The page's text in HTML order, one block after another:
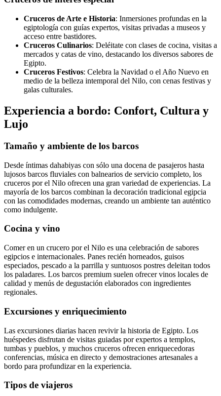
Cruceros de Arte e Historia: Inmersiones profundas en la
egiptología con guías expertos, visitas privadas a museos y
acceso entre bastidores.
Cruceros Culinarios: Deléitate con clases de cocina, visitas a
mercados y catas de vino, destacando los diversos sabores de
Egipto.
Cruceros Festivos: Celebra la Navidad o el Año Nuevo en
medio de la belleza intemporal del Nilo, con cenas festivas y
galas culturales.
Experiencia a bordo: Confort, Cultura y
Lujo
Tamaño y ambiente de los barcos
Desde íntimas dahabiyas con sólo una docena de pasajeros hasta
lujosos barcos fluviales con balnearios de servicio completo, los
cruceros por el Nilo ofrecen una gran variedad de experiencias. La
mayoría de los barcos combinan la decoración tradicional egipcia
con las comodidades modernas, creando un ambiente tan auténtico
como indulgente.
Cocina y vino
Comer en un crucero por el Nilo es una celebración de sabores
egipcios e internacionales. Panes recién horneados, guisos
especiados, pescado a la parrilla y suntuosos postres deleitan todos
los paladares. Los barcos premium suelen ofrecer vinos locales de
calidad y menús de degustación elaborados con ingredientes
regionales.
Excursiones y enriquecimiento
Las excursiones diarias hacen revivir la historia de Egipto. Los
huéspedes disfrutan de visitas guiadas por expertos a templos,
tumbas y pueblos, y muchos cruceros ofrecen enriquecedoras
conferencias, música en directo y demostraciones artesanales a
bordo para profundizar en la experiencia.
Tipos de viajeros